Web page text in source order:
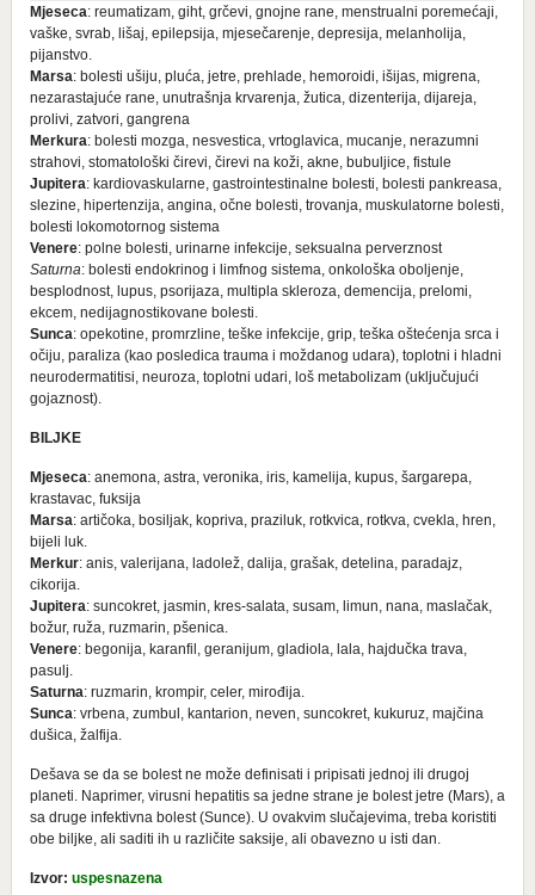
Mjeseca: reumatizam, giht, grčevi, gnojne rane, menstrualni poremećaji,
vaške, svrab, lišaj, epilepsija, mjesečarenje, depresija, melanholija,
pijanstvo.
Marsa: bolesti ušiju, pluća, jetre, prehlade, hemoroidi, išijas, migrena,
nezarastajuće rane, unutrašnja krvarenja, žutica, dizenterija, dijareja,
prolivi, zatvori, gangrena
Merkura: bolesti mozga, nesvestica, vrtoglavica, mucanje, nerazumni
strahovi, stomatološki čirevi, čirevi na koži, akne, bubuljice, fistule
Jupitera: kardiovaskularne, gastrointestinalne bolesti, bolesti pankreasa,
slezine, hipertenzija, angina, očne bolesti, trovanja, muskulatorne bolesti,
bolesti lokomotornog sistema
Venere: polne bolesti, urinarne infekcije, seksualna perverznost
Saturna: bolesti endokrinog i limfnog sistema, onkološka oboljenje,
besplodnost, lupus, psorijaza, multipla skleroza, demencija, prelomi,
ekcem, nedijagnostikovane bolesti.
Sunca: opekotine, promrzline, teške infekcije, grip, teška oštećenja srca i
očiju, paraliza (kao posledica trauma i moždanog udara), toplotni i hladni
neurodermatitisi, neuroza, toplotni udari, loš metabolizam (uključujući
gojaznost).
BILJKE
Mjeseca: anemona, astra, veronika, iris, kamelija, kupus, šargarepa,
krastavac, fuksija
Marsa: artičoka, bosiljak, kopriva, praziluk, rotkvica, rotkva, cvekla, hren,
bijeli luk.
Merkur: anis, valerijana, ladolež, dalija, grašak, detelina, paradajz,
cikorija.
Jupitera: suncokret, jasmin, kres-salata, susam, limun, nana, maslačak,
božur, ruža, ruzmarin, pšenica.
Venere: begonija, karanfil, geranijum, gladiola, lala, hajdučka trava,
pasulj.
Saturna: ruzmarin, krompir, celer, mirođija.
Sunca: vrbena, zumbul, kantarion, neven, suncokret, kukuruz, majčina
dušica, žalfija.
Dešava se da se bolest ne može definisati i pripisati jednoj ili drugoj
planeti. Naprimer, virusni hepatitis sa jedne strane je bolest jetre (Mars), a
sa druge infektivna bolest (Sunce). U ovakvim slučajevima, treba koristiti
obe biljke, ali saditi ih u različite saksije, ali obavezno u isti dan.
Izvor: uspesnazena